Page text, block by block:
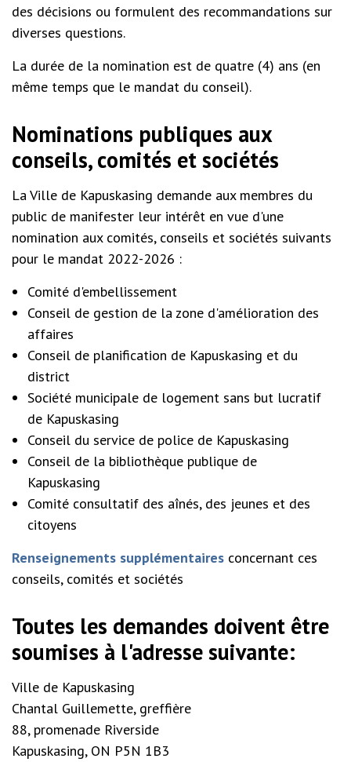
des décisions ou formulent des recommandations sur
diverses questions.
La durée de la nomination est de quatre (4) ans (en
même temps que le mandat du conseil).
Nominations publiques aux
conseils, comités et sociétés
La Ville de Kapuskasing demande aux membres du
public de manifester leur intérêt en vue d'une
nomination aux comités, conseils et sociétés suivants
pour le mandat 2022-2026 :
Comité d'embellissement
Conseil de gestion de la zone d'amélioration des
affaires
Conseil de planification de Kapuskasing et du
district
Société municipale de logement sans but lucratif
de Kapuskasing
Conseil du service de police de Kapuskasing
Conseil de la bibliothèque publique de
Kapuskasing
Comité consultatif des aînés, des jeunes et des
citoyens
Renseignements supplémentaires concernant ces
conseils, comités et sociétés
Toutes les demandes doivent être
soumises à l'adresse suivante:
Ville de Kapuskasing
Chantal Guillemette, greffière
88, promenade Riverside
Kapuskasing, ON P5N 1B3